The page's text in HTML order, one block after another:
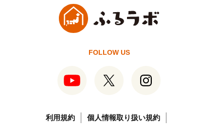
FOLLOW US
利用規約 個人情報取り扱い規約